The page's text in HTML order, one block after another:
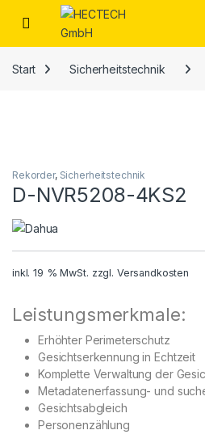
Open
Start Sicherheitstechnik
Rekorder, Sicherheitstechnik
D-NVR5208-4KS2
inkl. 19 % MwSt. zzgl. Versandkosten
Leistungsmerkmale:
Erhöhter Perimeterschutz
Gesichtserkennung in Echtzeit
Komplette Verwaltung der
Metadatenerfassung- und
Gesichtsabgleich
Personenzählung